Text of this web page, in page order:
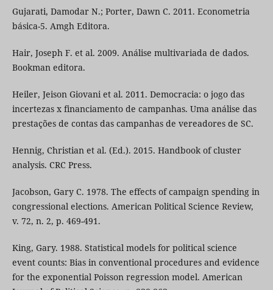
Gujarati, Damodar N.; Porter, Dawn C. 2011. Econometria
básica-5. Amgh Editora.
Hair, Joseph F. et al. 2009. Análise multivariada de dados.
Bookman editora.
Heiler, Jeison Giovani et al. 2011. Democracia: o jogo das
incertezas x financiamento de campanhas. Uma análise das
prestações de contas das campanhas de vereadores de SC.
Hennig, Christian et al. (Ed.). 2015. Handbook of cluster
analysis. CRC Press.
Jacobson, Gary C. 1978. The effects of campaign spending in
congressional elections. American Political Science Review,
v. 72, n. 2, p. 469-491.
King, Gary. 1988. Statistical models for political science
event counts: Bias in conventional procedures and evidence
for the exponential Poisson regression model. American